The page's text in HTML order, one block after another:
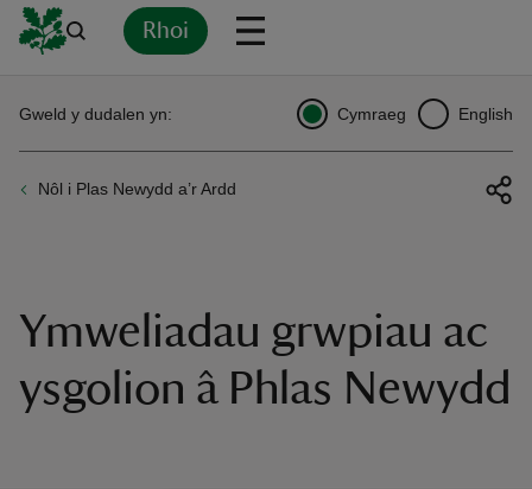
Rhoi
Nôl i Plas Newydd a’r Ardd
Gweld y dudalen yn: Cymraeg English
Ymweliadau grwpiau ac
ysgolion â Phlas Newydd